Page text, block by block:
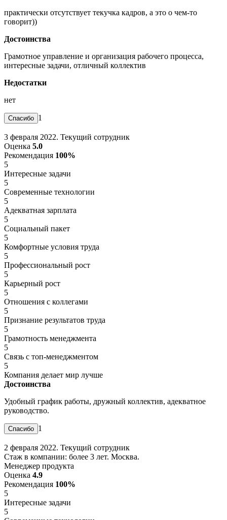
практически отсутствует текучка кадров, а это о чем-то
говорит))
Достоинства
Грамотное управление и организация рабочего процесса,
интересные задачи, отличный коллектив
Недостатки
нет
1
3 февраля 2022. Текущий сотрудник
Оценка 5.0
Рекомендация 100%
5
Интересные задачи
5
Современные технологии
5
Адекватная зарплата
5
Социальный пакет
5
Комфортные условия труда
5
Профессиональный рост
5
Карьерный рост
5
Отношения с коллегами
5
Признание результатов труда
5
Грамотность менеджмента
5
Связь с топ-менеджментом
5
Компания делает мир лучше
Достоинства
Удобный график работы, дружный коллектив, адекватное
руководство.
1
2 февраля 2022. Текущий сотрудник
Стаж в компании: более 3 лет. Москва.
Менеджер продукта
Оценка 4.9
Рекомендация 100%
5
Интересные задачи
5